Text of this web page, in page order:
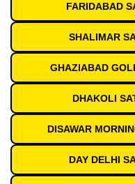
FARIDABAD
SHALIMAR
GHAZIABAD
DHAKOLI
DISAWAR
DAY DELHI